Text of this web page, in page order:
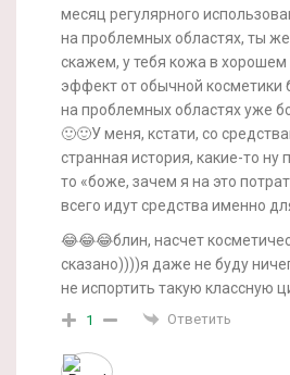
месяц регулярного
на проблемных областях, ты
скажем, у тебя кожа в хорошем
эффект от обычной косметики
на проблемных областях уже
🙂🙂У меня, кстати, со
странная история, какие-то ну
то «боже, зачем я на это
всего идут средства именно
😂😂😂блин, насчет
сказано))))я даже не буду
не испортить такую классную
1 Ответить